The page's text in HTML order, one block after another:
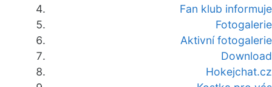
Fan klub informuje
Fotogalerie
Aktivní fotogalerie
Download
Hokejchat.cz